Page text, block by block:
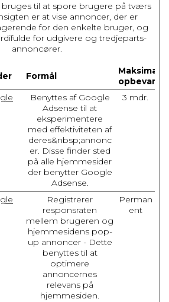
til at spore brugere på tværs
er at vise annoncer, der er
for den enkelte bruger, og
for udgivere og tredjeparts-
annoncører.
Formål
Maksimal
Benyttes af Google
Adsense til at
eksperimentere
med effektiviteten af
deres&nbsp;annonc
er. Disse finder sted
på alle hjemmesider
der benytter Google
Adsense.
3 mdr.
Registrerer
responsraten
mellem brugeren og
hjemmesidens pop-
up annoncer - Dette
benyttes til at
optimere
annoncernes
relevans på
hjemmesiden.
Perman
ent